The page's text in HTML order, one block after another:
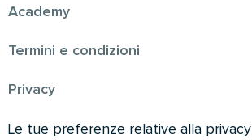
Academy
Termini e condizioni
Privacy
Le tue preferenze relative alla privacy